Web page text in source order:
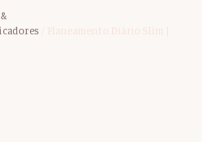
/ Planeamento Diário Slim |